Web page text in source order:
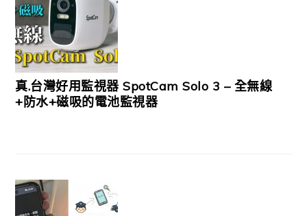
真.台灣好用監視器 SpotCam Solo 3 – 全無線
+防水+磁吸的電池監視器